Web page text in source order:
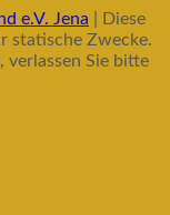
e.V. Jena | Diese
statische Zwecke.
verlassen Sie bitte